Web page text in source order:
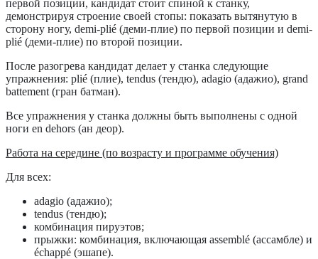
первой позиции, кандидат стоит спиной к станку,
демонстрируя строение своей стопы: показать вытянутую в
сторону ногу, demi-plié (деми-плие) по первой позиции и demi-
plié (деми-плие) по второй позиции.
После разогрева кандидат делает у станка следующие
упражнения: plié (плие), tendus (тендю), adagio (адажио), grand
battement (гран батман).
Все упражнения у станка должны быть выполнены с одной
ноги en dehors (ан деор).
Работа на середине (по возрасту и программе обучения)
Для всех:
adagio (адажио);
tendus (тендю);
комбинация пируэтов;
прыжки: комбинация, включающая assemblé (ассамбле) и
échappé (эшапе).